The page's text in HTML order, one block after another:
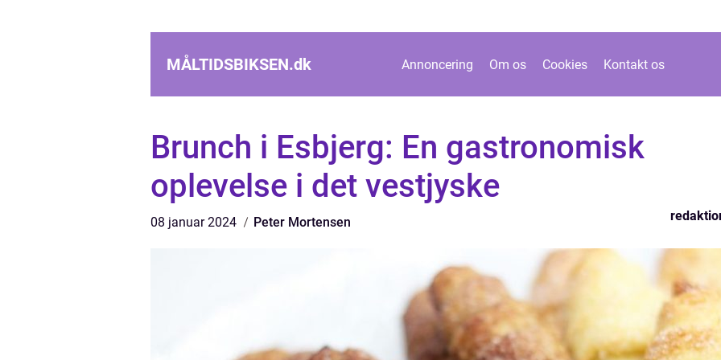
MÅLTIDSBIKSEN.dk Annoncering Om os Cookies Kontakt os
Brunch i Esbjerg: En gastronomisk
oplevelse i det vestjyske
08 januar 2024 Peter Mortensen